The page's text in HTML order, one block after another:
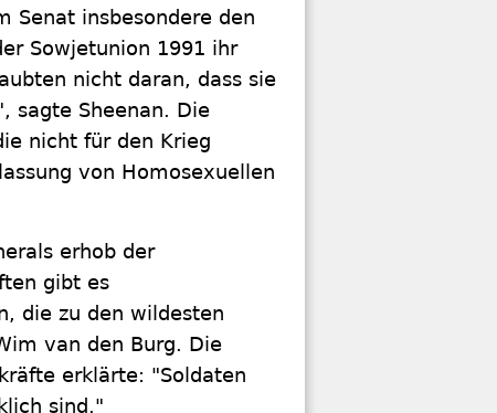
Senat insbesondere den
Sowjetunion 1991 ihr
nicht daran, dass sie
sagte Sheenan. Die
nicht für den Krieg
von Homosexuellen
erhob der
gibt es
die zu den wildesten
van den Burg. Die
erklärte: "Soldaten
sind."